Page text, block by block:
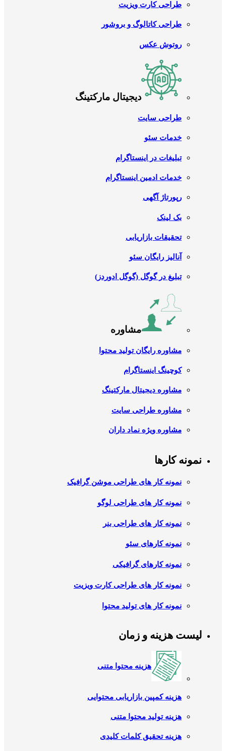
طراحی کارت ویزیت
طراحی کاتالوگ و بروشور
روتوش عکس
دیجیتال مارکتینگ
طراحی سایت
خدمات سئو
تبلیغات در اینستاگرام
خدمات ادمین اینستاگرام
رپورتاژ آگهی
بک لینک
تحقیقات بازاریابی
آنالیز رایگان سئو
تبلیغ در گوگل (گوگل ادوردز)
مشاوره
مشاوره رایگان تولید محتوا
کوچینگ اینستاگرام
مشاوره دیجیتال مارکتینگ
مشاوره طراحی سایت
مشاوره ویژه نماد داران
نمونه کارها
نمونه کار های طراحی موشن گرافیک
نمونه کار های طراحی لوگو
نمونه کار های طراحی بنر
نمونه کارهای سئو
نمونه کارهای گرافیکی
نمونه کار های طراحی کارت ویزیت
نمونه کار های تولید محتوا
لیست هزینه و زمان
هزینه محتوا متنی
هزینه کمپین بازاریابی محتوایی
هزینه تولید محتوا متنی
هزینه تحقیق کلمات کلیدی